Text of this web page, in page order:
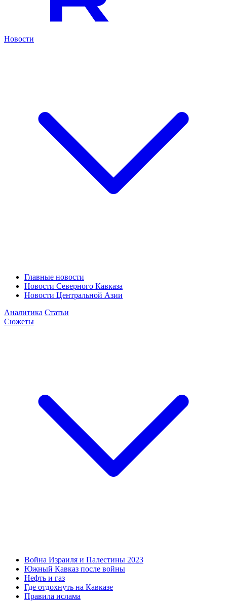
Новости
Главные новости
Новости Северного Кавказа
Новости Центральной Азии
Аналитика Статьи
Сюжеты
Война Израиля и Палестины 2023
Южный Кавказ после войны
Нефть и газ
Где отдохнуть на Кавказе
Правила ислама